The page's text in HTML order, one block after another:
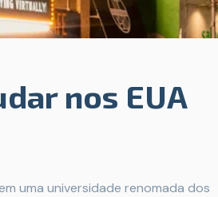
nos EUA
uma universidade renomada dos